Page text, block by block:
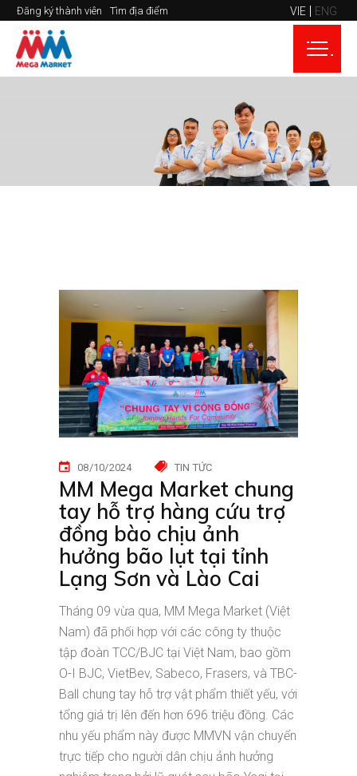
Đăng ký thành viên Tìm địa điểm VIE ENG
08/10/2024 TIN TỨC
MM Mega Market chung
tay hỗ trợ hàng cứu trợ
đồng bào chịu ảnh
hưởng bão lụt tại tỉnh
Lạng Sơn và Lào Cai
Tháng 09 vừa qua, MM Mega Market (Việt
Nam) đã phối hợp với các công ty thuộc
tập đoàn TCC/BJC tại Việt Nam, bao gồm
O-I BJC, VietBev, Sabeco, Frasers, và TBC-
Ball chung tay hỗ trợ vật phẩm thiết yếu, với
tổng giá trị lên đến hơn 696 triệu đồng. Các
nhu yếu phẩm này được MMVN vận chuyển
trực tiếp cho người dân chịu ảnh hưởng